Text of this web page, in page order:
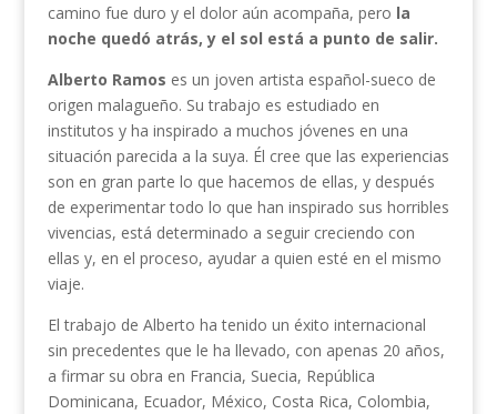
camino fue duro y el dolor aún acompaña, pero la
noche quedó atrás, y el sol está a punto de salir.
Alberto Ramos es un joven artista español-sueco de
origen malagueño. Su trabajo es estudiado en
institutos y ha inspirado a muchos jóvenes en una
situación parecida a la suya. Él cree que las experiencias
son en gran parte lo que hacemos de ellas, y después
de experimentar todo lo que han inspirado sus horribles
vivencias, está determinado a seguir creciendo con
ellas y, en el proceso, ayudar a quien esté en el mismo
viaje.
El trabajo de Alberto ha tenido un éxito internacional
sin precedentes que le ha llevado, con apenas 20 años,
a firmar su obra en Francia, Suecia, República
Dominicana, Ecuador, México, Costa Rica, Colombia,